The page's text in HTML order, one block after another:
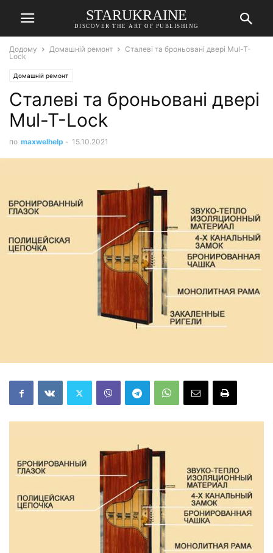
STARUKRAINE
DISCOVER THE ART OF PUBLISHING
Додому Домашній ремонт
Сталеві та броньовані двері Mul-T-
Lock
Домашній ремонт
Сталеві та броньовані двері
Mul-T-Lock
по maxwelhelp - 15.10.2021